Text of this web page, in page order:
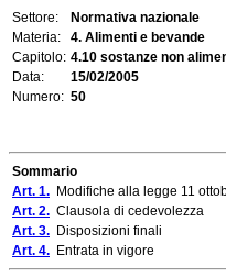
Settore:
Normativa nazionale
Materia:
4. Alimenti e bevande
Capitolo: 4.10 sostanze non
Data:
15/02/2005
Numero: 50
Sommario
Art. 1. Modifiche alla legge 11
Art. 2. Clausola di cedevolezza
Art. 3. Disposizioni finali
Art. 4. Entrata in vigore